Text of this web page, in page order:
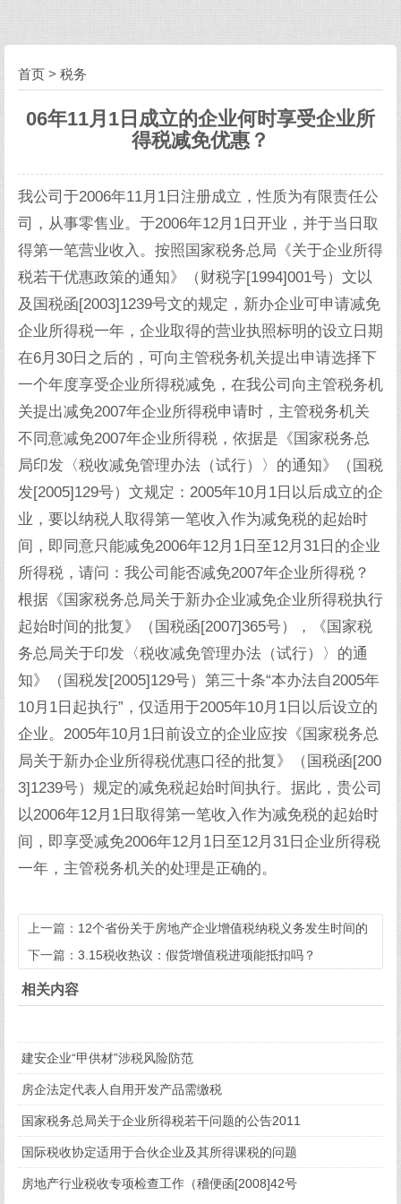
首页 > 税务
06年11月1日成立的企业何时享受企业所
得税减免优惠？
我公司于2006年11月1日注册成立，性质为有限责任公
司，从事零售业。于2006年12月1日开业，并于当日取
得第一笔营业收入。按照国家税务总局《关于企业所得
税若干优惠政策的通知》（财税字[1994]001号）文以
及国税函[2003]1239号文的规定，新办企业可申请减免
企业所得税一年，企业取得的营业执照标明的设立日期
在6月30日之后的，可向主管税务机关提出申请选择下
一个年度享受企业所得税减免，在我公司向主管税务机
关提出减免2007年企业所得税申请时，主管税务机关
不同意减免2007年企业所得税，依据是《国家税务总
局印发〈税收减免管理办法（试行）〉的通知》（国税
发[2005]129号）文规定：2005年10月1日以后成立的企
业，要以纳税人取得第一笔收入作为减免税的起始时
间，即同意只能减免2006年12月1日至12月31日的企业
所得税，请问：我公司能否减免2007年企业所得税？
根据《国家税务总局关于新办企业减免企业所得税执行
起始时间的批复》（国税函[2007]365号），《国家税
务总局关于印发〈税收减免管理办法（试行）〉的通
知》（国税发[2005]129号）第三十条“本办法自2005年
10月1日起执行”，仅适用于2005年10月1日以后设立的
企业。2005年10月1日前设立的企业应按《国家税务总
局关于新办企业所得税优惠口径的批复》（国税函[200
3]1239号）规定的减免税起始时间执行。据此，贵公司
以2006年12月1日取得第一笔收入作为减免税的起始时
间，即享受减免2006年12月1日至12月31日企业所得税
一年，主管税务机关的处理是正确的。
上一篇： 12个省份关于房地产企业增值税纳税义务发生时间的
说法
下一篇： 3.15税收热议：假货增值税进项能抵扣吗？
相关内容
建安企业“甲供材”涉税风险防范
房企法定代表人自用开发产品需缴税
国家税务总局关于企业所得税若干问题的公告2011
国际税收协定适用于合伙企业及其所得课税的问题
房地产行业税收专项检查工作（稽便函[2008]42号